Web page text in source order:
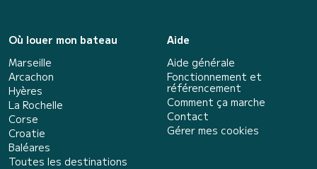
Où louer mon bateau
Marseille
Arcachon
Hyères
La Rochelle
Corse
Croatie
Baléares
Toutes les destinations
Aide
Aide générale
Fonctionnement et
référencement
Comment ça marche
Contact
Gérer mes cookies